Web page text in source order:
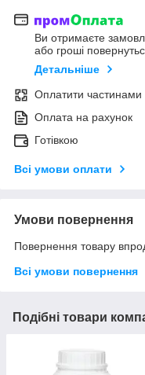
Ви отримаєте
або гроші
Детальніше
Оплатити частинами
Оплата на рахунок
Готівкою
Всі умови оплати
Умови повернення
Повернення товару
Всі умови повернення
Подібні товари